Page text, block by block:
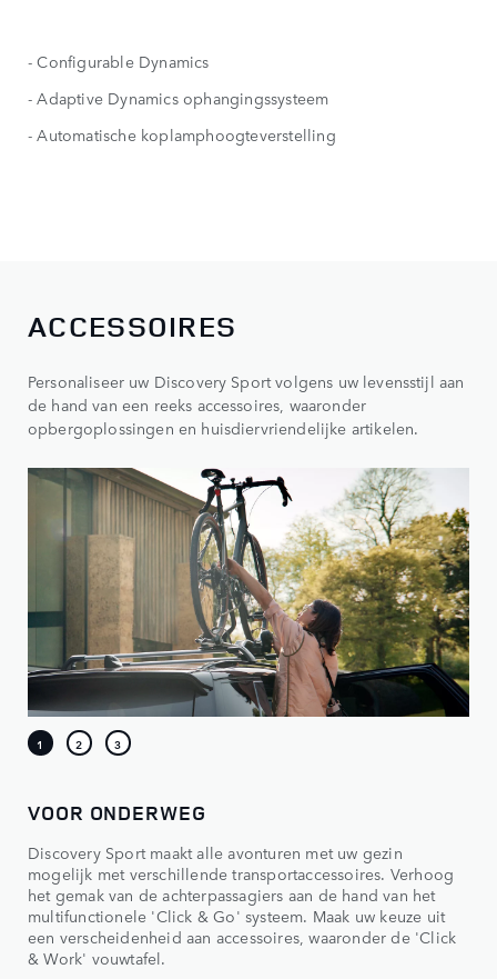
- Configurable Dynamics
- Adaptive Dynamics ophangingssysteem
- Automatische koplamphoogteverstelling
ACCESSOIRES
Personaliseer uw Discovery Sport volgens uw levensstijl aan
de hand van een reeks accessoires, waaronder
opbergoplossingen en huisdiervriendelijke artikelen.
VOOR ONDERWEG
Discovery Sport maakt alle avonturen met uw gezin
mogelijk met verschillende transportaccessoires. Verhoog
het gemak van de achterpassagiers aan de hand van het
multifunctionele 'Click & Go' systeem. Maak uw keuze uit
een verscheidenheid aan accessoires, waaronder de 'Click
& Work' vouwtafel.